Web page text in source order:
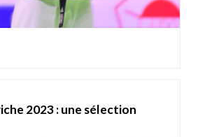
2023 : une sélection